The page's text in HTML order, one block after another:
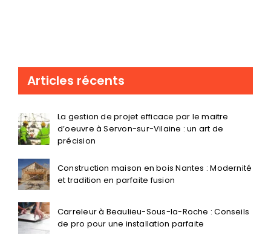
Articles récents
La gestion de projet efficace par le maitre
d’oeuvre à Servon-sur-Vilaine : un art de
précision
Construction maison en bois Nantes : Modernité
et tradition en parfaite fusion
Carreleur à Beaulieu-Sous-la-Roche : Conseils
de pro pour une installation parfaite